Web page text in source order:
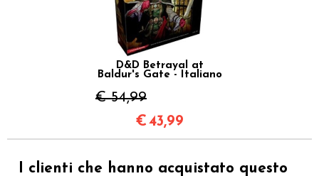
D&D Betrayal at
Baldur's Gate - Italiano
€ 54,99
€43,99
I clienti che hanno acquistato questo